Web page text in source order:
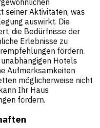
seiner Aktivitäten, was
auswirkt. Die
die Bedürfnisse der
Erlebnisse zu
fördern.
Hotels
Aufmerksamkeiten
möglicherweise nicht
Ihr Haus
fördern.